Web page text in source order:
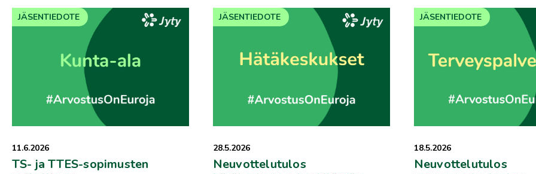
11.6.2026
TS- ja TTES-sopimusten
JÄSENTIEDOTE
28.5.2026
Neuvottelutulos
JÄSENTIEDOTE
18.5.2026
Neuvottelutulos
JÄSENTIEDOTE